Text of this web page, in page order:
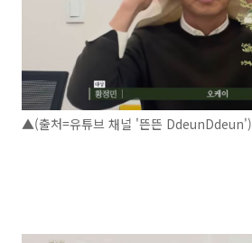
▲(출처=유튜브 채널 '뜬뜬 DdeunDdeun')